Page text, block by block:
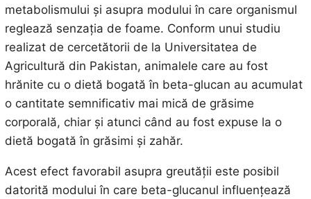
metabolismului și asupra modului în care organismul
reglează senzația de foame. Conform unui studiu
realizat de cercetătorii de la Universitatea de
Agricultură din Pakistan, animalele care au fost
hrănite cu o dietă bogată în beta-glucan au acumulat
o cantitate semnificativ mai mică de grăsime
corporală, chiar și atunci când au fost expuse la o
dietă bogată în grăsimi și zahăr.
Acest efect favorabil asupra greutății este posibil
datorită modului în care beta-glucanul influențează